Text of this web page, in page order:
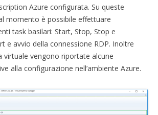
Azure configurata. Su queste
momento è possibile effettuare
task basilari: Start, Stop, Stop e
e avvio della connessione RDP. Inoltre
virtuale vengono riportate alcune
alla configurazione nell’ambiente Azure.